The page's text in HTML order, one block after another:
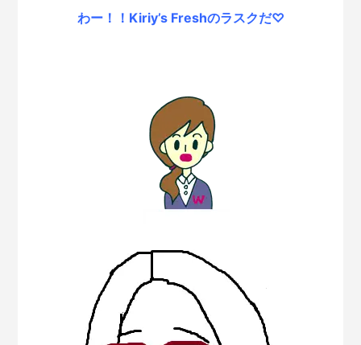
わー！！Kiriy’s Freshのラスクだ♡